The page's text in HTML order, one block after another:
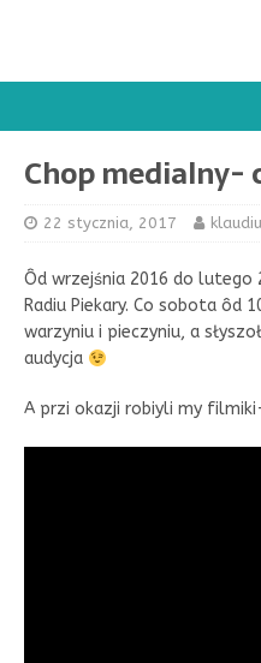
Chop medialny-
22 stycznia, 2017
Ôd wrzejśnia 2016 do lutego
Radiu Piekary. Co sobota ôd
warzyniu i pieczyniu, a
audycja
A przi okazji robiyli my